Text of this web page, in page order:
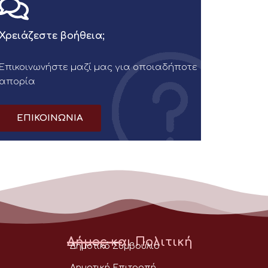
Χρειάζεστε βοήθεια;
Επικοινωνήστε μαζί μας για οποιαδήποτε
απορία
ΕΠΙΚΟΙΝΩΝΙΑ
Δήμος και Πολιτική
Δημοτικό Συμβούλιο